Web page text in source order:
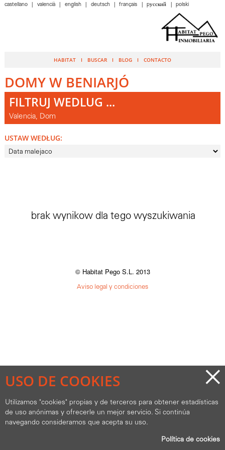
HABITAT BUSCAR BLOG CONTACTO
castellano valencià english deutsch français pусский polski
DOMY W BENIARJÓ
FILTRUJ WEDLUG ...
Valencia, Dom
USTAW WEDŁUG:
brak wynikow dla tego wyszukiwania
USO DE COOKIES
Utilizamos "cookies" propias y de terceros para obtener estadísticas
de uso anónimas y ofrecerle un mejor servicio. Si continúa
navegando consideramos que acepta su uso.
Política de cookies
×
© Habitat Pego S.L. 2013
Aviso legal y condiciones